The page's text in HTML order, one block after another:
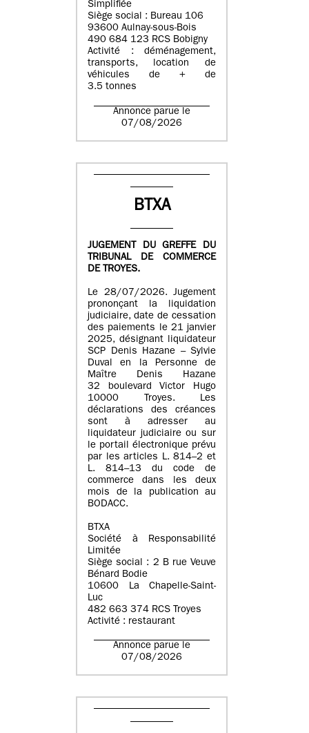
Simplifiée
Siège social : Bureau 106
93600 Aulnay-sous-Bois
490 684 123 RCS Bobigny
Activité : déménagement,
transports, location de
véhicules de + de
3.5 tonnes
Annonce parue le
07/08/2026
BTXA
JUGEMENT DU GREFFE DU
TRIBUNAL DE COMMERCE
DE TROYES.
Le 28/07/2026. Jugement
prononçant la liquidation
judiciaire, date de cessation
des paiements le 21 janvier
2025, désignant liquidateur
SCP Denis Hazane – Sylvie
Duval en la Personne de
Maître Denis Hazane
32 boulevard Victor Hugo
10000 Troyes. Les
déclarations des créances
sont à adresser au
liquidateur judiciaire ou sur
le portail électronique prévu
par les articles L. 814–2 et
L. 814–13 du code de
commerce dans les deux
mois de la publication au
BODACC.
BTXA
Société à Responsabilité
Limitée
Siège social : 2 B rue Veuve
Bénard Bodie
10600 La Chapelle-Saint-
Luc
482 663 374 RCS Troyes
Activité : restaurant
Annonce parue le
07/08/2026